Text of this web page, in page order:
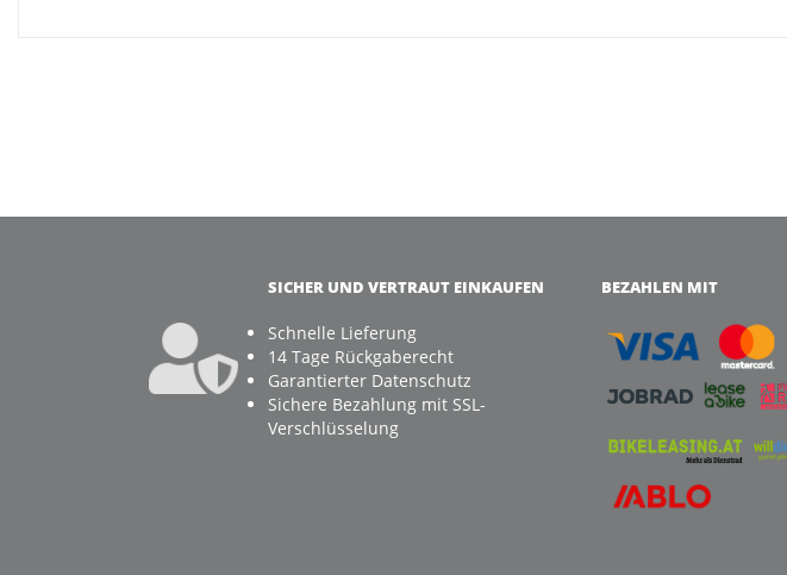
SICHER UND VERTRAUT EINKAUFEN
Schnelle Lieferung
14 Tage Rückgaberecht
Garantierter Datenschutz
Sichere Bezahlung mit SSL-
Verschlüsselung
BEZAHLEN MIT